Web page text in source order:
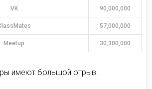
VK 90,000,000
57,000,000
Meetup 30,300,000
имеют большой отрыв.